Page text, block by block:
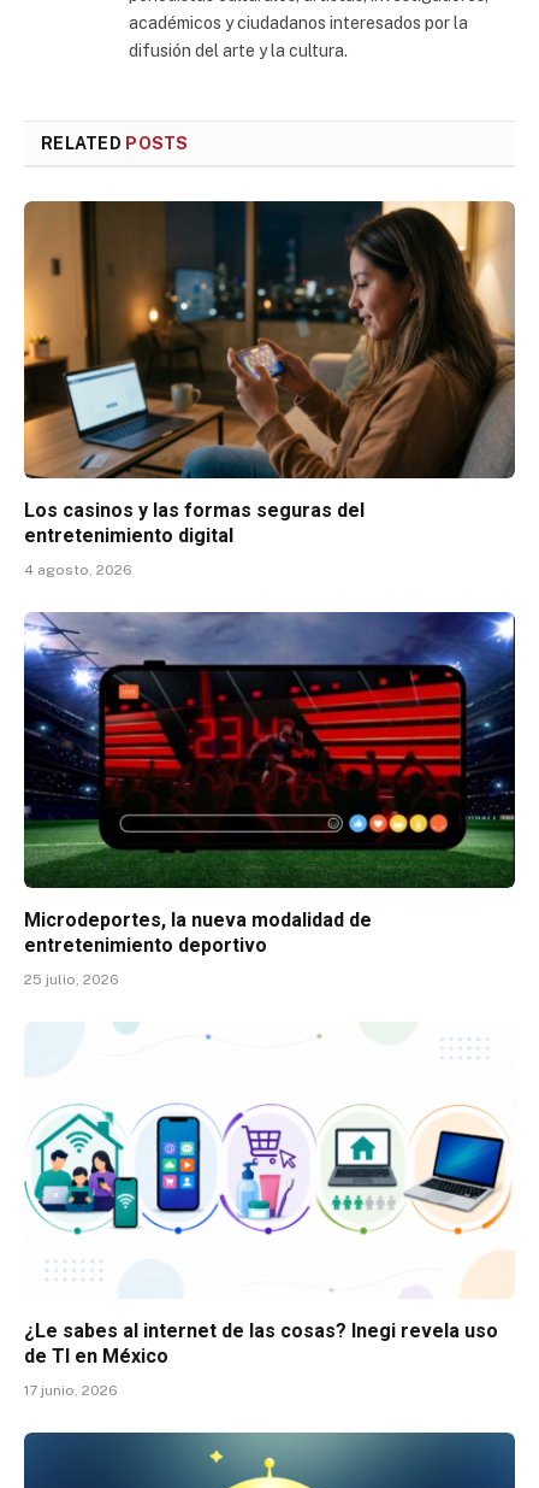
académicos y ciudadanos interesados por la
difusión del arte y la cultura.
RELATED POSTS
Los casinos y las formas seguras del
entretenimiento digital
4 agosto, 2026
Microdeportes, la nueva modalidad de
entretenimiento deportivo
25 julio, 2026
¿Le sabes al internet de las cosas? Inegi revela uso
de TI en México
17 junio, 2026